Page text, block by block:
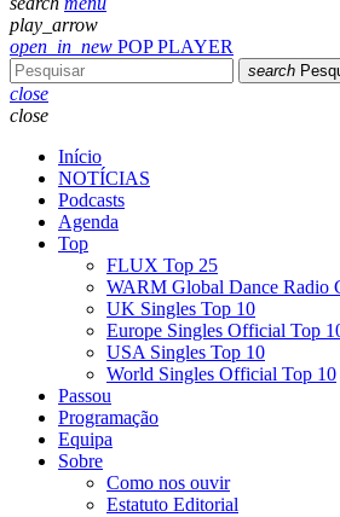
play_arrow
open_in_new POP PLAYER
search
close
close
Início
NOTÍCIAS
Podcasts
Agenda
Top
FLUX Top 25
WARM Global Dance Radio
UK Singles Top 10
Europe Singles Official Top
USA Singles Top 10
World Singles Official Top 10
Passou
Programação
Equipa
Sobre
Como nos ouvir
Estatuto Editorial